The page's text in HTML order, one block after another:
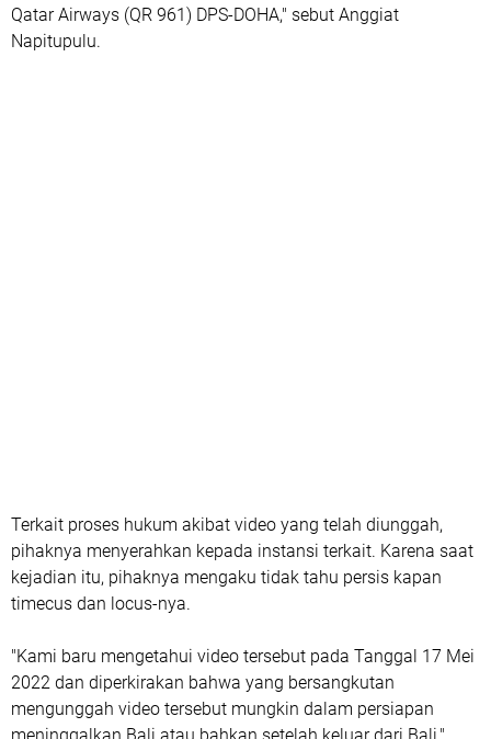
Qatar Airways (QR 961) DPS-DOHA," sebut Anggiat
Napitupulu.
Terkait proses hukum akibat video yang telah diunggah,
pihaknya menyerahkan kepada instansi terkait. Karena saat
kejadian itu, pihaknya mengaku tidak tahu persis kapan
timecus dan locus-nya.
"Kami baru mengetahui video tersebut pada Tanggal 17 Mei
2022 dan diperkirakan bahwa yang bersangkutan
mengunggah video tersebut mungkin dalam persiapan
meninggalkan Bali atau bahkan setelah keluar dari Bali,"